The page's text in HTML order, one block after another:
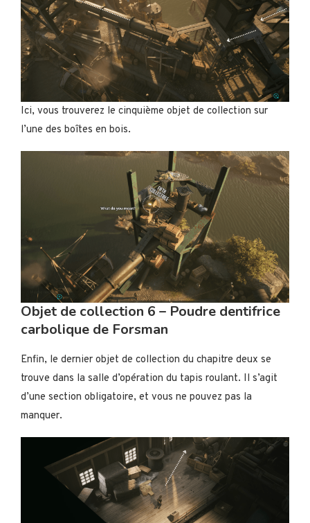
Ici, vous trouverez le cinquième objet de collection sur
l’une des boîtes en bois.
Objet de collection 6 – Poudre dentifrice
carbolique de Forsman
Enfin, le dernier objet de collection du chapitre deux se
trouve dans la salle d’opération du tapis roulant. Il s’agit
d’une section obligatoire, et vous ne pouvez pas la
manquer.